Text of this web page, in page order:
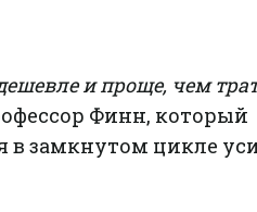
и проще, чем
Финн, который
в замкнутом цикле